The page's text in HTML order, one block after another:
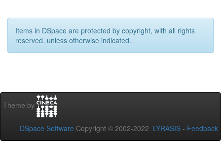
Items in DSpace are protected by copyright, with all rights
reserved, unless otherwise indicated.
Theme by
DSpace Software Copyright © 2002-2022 LYRASIS - Feedback